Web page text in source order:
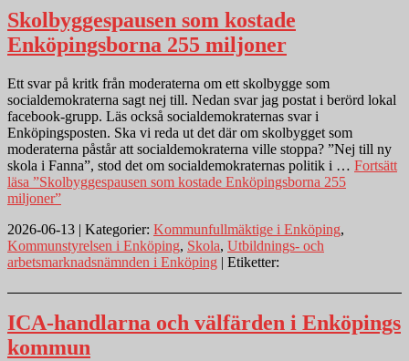
Skolbyggespausen som kostade
Enköpingsborna 255 miljoner
Ett svar på kritk från moderaterna om ett skolbygge som
socialdemokraterna sagt nej till. Nedan svar jag postat i berörd lokal
facebook-grupp. Läs också socialdemokraternas svar i
Enköpingsposten. Ska vi reda ut det där om skolbygget som
moderaterna påstår att socialdemokraterna ville stoppa? ”Nej till ny
skola i Fanna”, stod det om socialdemokraternas politik i … Fortsätt
läsa ”Skolbyggespausen som kostade Enköpingsborna 255
miljoner”
2026-06-13 | Kategorier: Kommunfullmäktige i Enköping,
Kommunstyrelsen i Enköping, Skola, Utbildnings- och
arbetsmarknadsnämnden i Enköping | Etiketter:
ICA-handlarna och välfärden i Enköpings
kommun